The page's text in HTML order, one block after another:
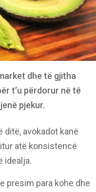
dhe të gjitha
t’u përdorur në të
pjekur.
ditë, avokadot kanë
atë konsistencë
idealja.
presim para kohe dhe